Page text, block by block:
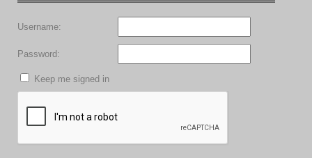
Username:
Password:
Keep me signed in